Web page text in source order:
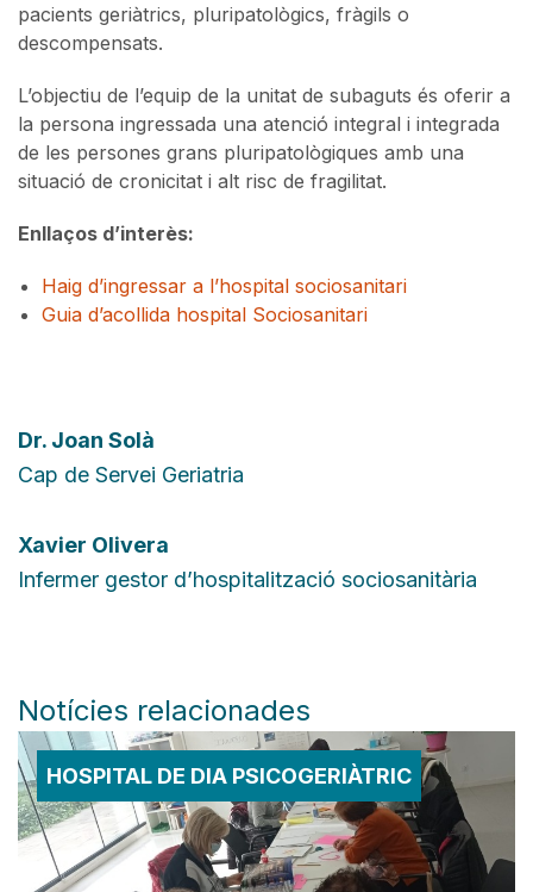
pacients geriàtrics, pluripatològics, fràgils o
descompensats.
L’objectiu de l’equip de la unitat de subaguts és oferir a
la persona ingressada una atenció integral i integrada
de les persones grans pluripatològiques amb una
situació de cronicitat i alt risc de fragilitat.
Enllaços d’interès:
Haig d’ingressar a l’hospital sociosanitari
Guia d’acollida hospital Sociosanitari
Dr. Joan Solà
Cap de Servei Geriatria
Xavier Olivera
Infermer gestor d’hospitalització sociosanitària
Notícies relacionades
HOSPITAL DE DIA PSICOGERIÀTRIC